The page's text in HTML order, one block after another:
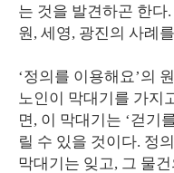
는 것을 발견하곤 한다
원, 세영, 광진의 사례
‘정의를 이용해요’의
노인이 막대기를 가지
면, 이 막대기는 ‘걷기
릴 수 있을 것이다. 정
막대기는 잊고, 그 물